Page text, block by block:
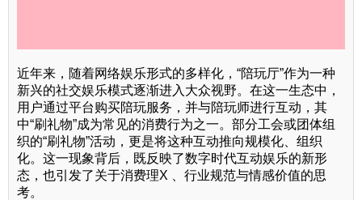
近年来，随着网络娱乐形式的多样化，“陪玩厅”作为一种
新兴的社交娱乐模式逐渐进入大众视野。在这一生态中，
用户通过平台购买陪玩服务，并与陪玩师进行互动，其
中“刷礼物”成为常见的消费行为之一。部分工会或团体组
织的“刷礼物”活动，更是将这种互动推向规模化、组织
化。这一现象背后，既反映了数字时代互动娱乐的新形
态，也引发了关于消费理X 、行业规范与情感价值的思
考。